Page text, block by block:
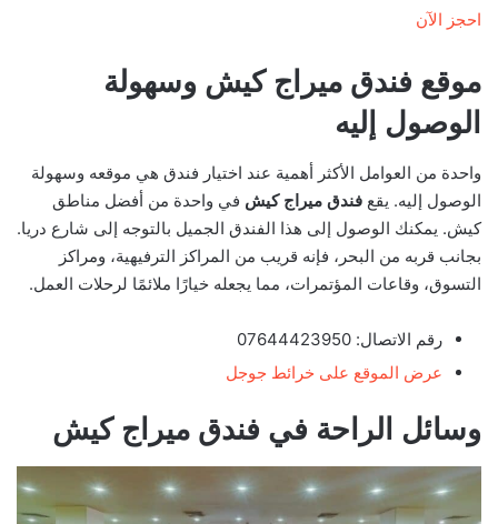
احجز الآن
موقع فندق ميراج كيش وسهولة
الوصول إليه
واحدة من العوامل الأكثر أهمية عند اختيار فندق هي موقعه وسهولة
الوصول إليه. يقع فندق ميراج كيش في واحدة من أفضل مناطق
كيش. يمكنك الوصول إلى هذا الفندق الجميل بالتوجه إلى شارع دريا.
بجانب قربه من البحر، فإنه قريب من المراكز الترفيهية، ومراكز
التسوق، وقاعات المؤتمرات، مما يجعله خيارًا ملائمًا لرحلات العمل.
رقم الاتصال: 07644423950
عرض الموقع على خرائط جوجل
وسائل الراحة في فندق ميراج كيش